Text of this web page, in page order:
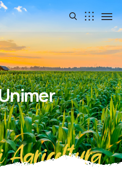
Agricoltura